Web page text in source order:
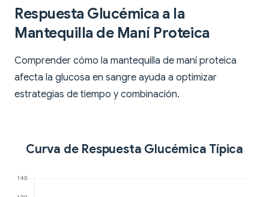
Respuesta Glucémica a la
Mantequilla de Maní Proteica
Comprender cómo la mantequilla de maní proteica
afecta la glucosa en sangre ayuda a optimizar
estrategias de tiempo y combinación.
Curva de Respuesta Glucémica Típica